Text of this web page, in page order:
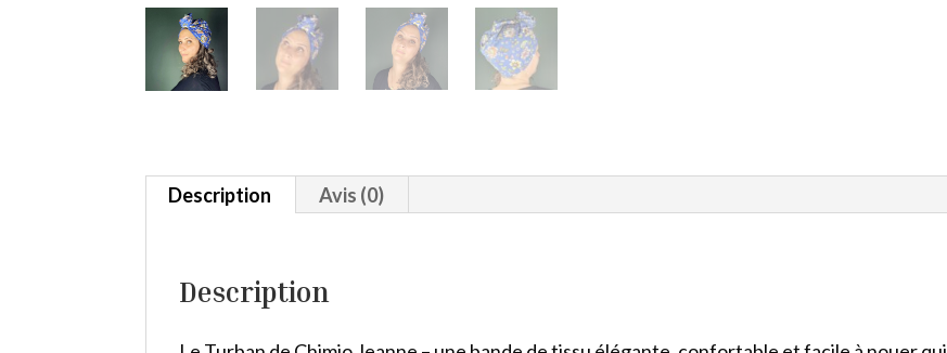
Description Avis (0)
Description